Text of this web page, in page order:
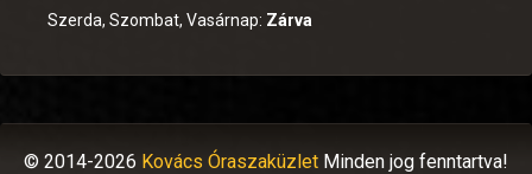
Szerda, Szombat, Vasárnap: Zárva
© 2014-2026 Kovács Óraszaküzlet Minden jog fenntartva!